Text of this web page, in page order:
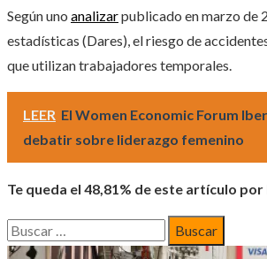
Según uno analizarpublicado en marzo de
estadísticas (Dares), el riesgo de
que utilizan trabajadores temporales.
LEER El Women Economic Forum
debatir sobre liderazgo femenino
Te queda el 48,81% de este artículo
Buscar: